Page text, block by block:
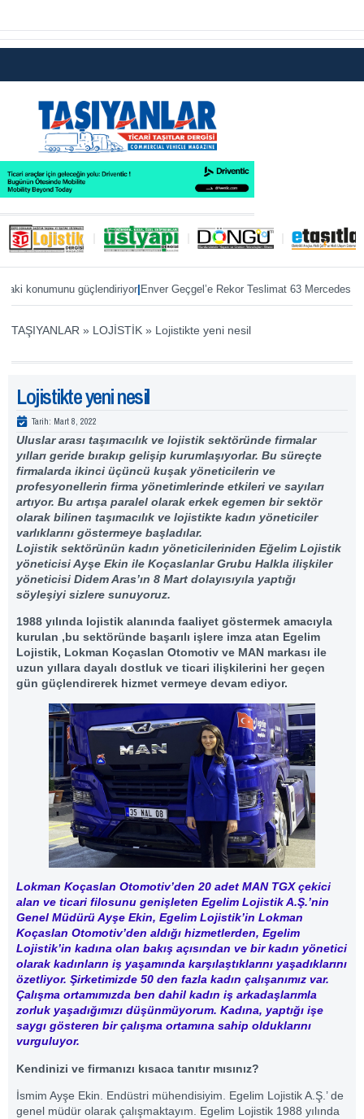
güçlendiriyor|Enver Geçgel’e Rekor Teslimat 63 Mercedes otobüs
TAŞIYANLAR » LOJİSTİK » Lojistikte yeni nesil
Lojistikte yeni nesil
Tarih: Mart 8, 2022
Uluslar arası taşımacılık ve lojistik sektöründe firmalar
yılları geride bırakıp gelişip kurumlaşıyorlar. Bu süreçte
firmalarda ikinci üçüncü kuşak yöneticilerin ve
profesyonellerin firma yönetimlerinde etkileri ve sayıları
artıyor. Bu artışa paralel olarak erkek egemen bir sektör
olarak bilinen taşımacılık ve lojistikte kadın yöneticiler
varlıklarını göstermeye başladılar.
Lojistik sektörünün kadın yöneticileriniden Eğelim Lojistik
yöneticisi Ayşe Ekin ile Koçaslanlar Grubu Halkla ilişkiler
yöneticisi Didem Aras’ın 8 Mart dolayısıyıla yaptığı
söyleşiyi sizlere sunuyoruz.
1988 yılında lojistik alanında faaliyet göstermek amacıyla
kurulan ,bu sektöründe başarılı işlere imza atan Egelim
Lojistik, Lokman Koçaslan Otomotiv ve MAN markası ile
uzun yıllara dayalı dostluk ve ticari ilişkilerini her geçen
gün güçlendirerek hizmet vermeye devam ediyor.
Lokman Koçaslan Otomotiv’den 20 adet MAN TGX çekici
alan ve ticari filosunu genişleten Egelim Lojistik A.Ş.’nin
Genel Müdürü Ayşe Ekin, Egelim Lojistik’in Lokman
Koçaslan Otomotiv’den aldığı hizmetlerden, Egelim
Lojistik’in kadına olan bakış açısından ve bir kadın yönetici
olarak kadınların iş yaşamında karşılaştıklarını yaşadıklarını
özetliyor. Şirketimizde 50 den fazla kadın çalışanımız var.
Çalışma ortamımızda ben dahil kadın iş arkadaşlarımla
zorluk yaşadığımızı düşünmüyorum. Kadına, yaptığı işe
saygı gösteren bir çalışma ortamına sahip olduklarını
vurguluyor.
Kendinizi ve firmanızı kısaca tanıtır mısınız?
İsmim Ayşe Ekin. Endüstri mühendisiyim. Egelim Lojistik A.Ş.’ de
genel müdür olarak çalışmaktayım. Egelim Lojistik 1988 yılında